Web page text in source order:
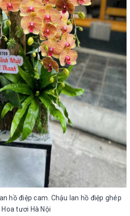
hồ điệp cam. Chậu lan hồ điệp ghép
Hoa tươi Hà Nội